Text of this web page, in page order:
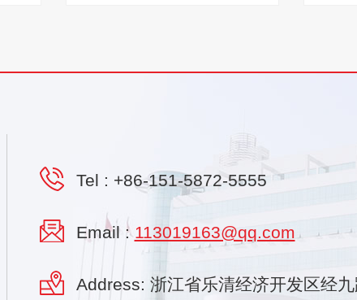
Tel : +86-151-5872-5555
Email : 113019163@qq.com
Address: 浙江省乐清经济开发区经